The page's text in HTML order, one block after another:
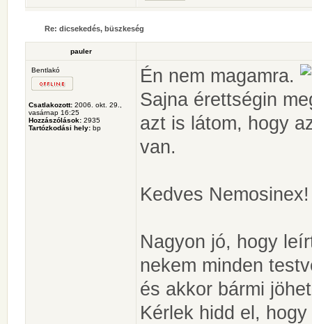
Re: dicsekedés, büszkeség
pauler
Bentlakó
Csatlakozott: 2006. okt. 29.,
vasárnap 16:25
Hozzászólások: 2935
Tartózkodási hely: bp
Én nem magamra.
Sajna érettségin
azt is látom, hogy
van.
Kedves Nemosinex!
Nagyon jó, hogy
nekem minden
és akkor bármi
Kérlek hidd el,